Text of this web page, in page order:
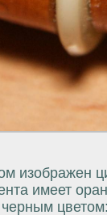
изображен
имеет